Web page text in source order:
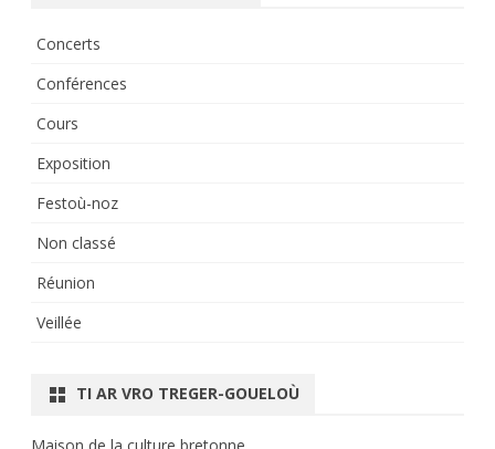
Concerts
Conférences
Cours
Exposition
Festoù-noz
Non classé
Réunion
Veillée
TI AR VRO TREGER-GOUELOÙ